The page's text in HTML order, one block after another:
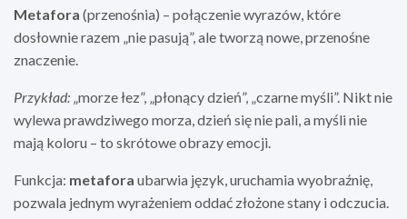
Metafora (przenośnia) – połączenie wyrazów, które
dosłownie razem „nie pasują”, ale tworzą nowe, przenośne
znaczenie.
Przykład: „morze łez”, „płonący dzień”, „czarne myśli”. Nikt nie
wylewa prawdziwego morza, dzień się nie pali, a myśli nie
mają koloru – to skrótowe obrazy emocji.
Funkcja: metafora ubarwia język, uruchamia wyobraźnię,
pozwala jednym wyrażeniem oddać złożone stany i odczucia.